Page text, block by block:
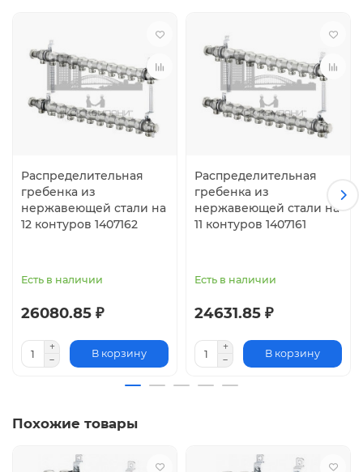
Распределительная
гребенка из
нержавеющей стали на
12 контуров 1407162
Есть в наличии
26080.85 ₽
В корзину
Распределительная
гребенка из
нержавеющей стали на
11 контуров 1407161
Есть в наличии
24631.85 ₽
В корзину
Похожие товары